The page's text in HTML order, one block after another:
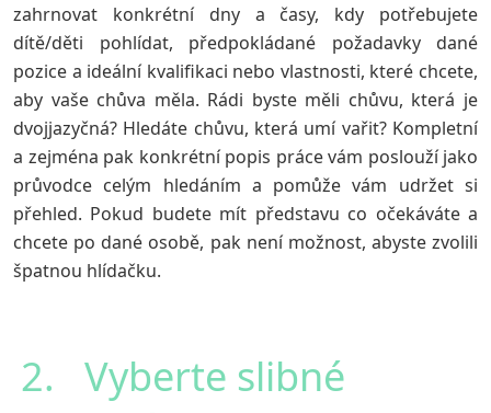
zahrnovat konkrétní dny a časy, kdy potřebujete
dítě/děti pohlídat, předpokládané požadavky dané
pozice a ideální kvalifikaci nebo vlastnosti, které chcete,
aby vaše chůva měla. Rádi byste měli chůvu, která je
dvojjazyčná? Hledáte chůvu, která umí vařit? Kompletní
a zejména pak konkrétní popis práce vám poslouží jako
průvodce celým hledáním a pomůže vám udržet si
přehled. Pokud budete mít představu co očekáváte a
chcete po dané osobě, pak není možnost, abyste zvolili
špatnou hlídačku.
2. Vyberte slibné